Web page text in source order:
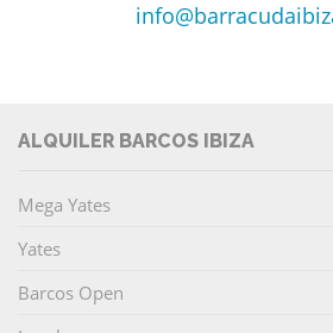
ALQUILER BARCOS IBIZA
Mega Yates
Yates
Barcos Open